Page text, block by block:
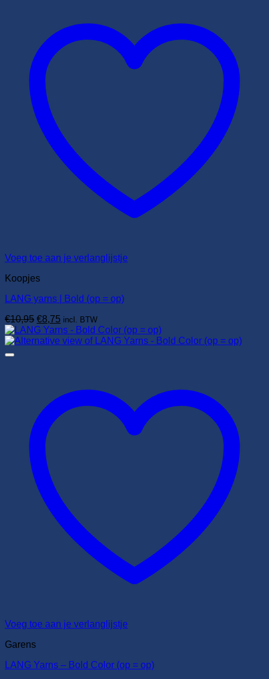
Voeg toe aan je verlanglijstje
Koopjes
LANG yarns | Bold (op = op)
€10,95 Oorspronkelijke
prijs
was:
€8,75 Huidige
prijs
is:
incl. BTW
Voeg toe aan je verlanglijstje
Garens
LANG Yarns – Bold Color (op = op)